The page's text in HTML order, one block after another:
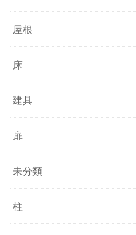
屋根
床
建具
扉
未分類
柱